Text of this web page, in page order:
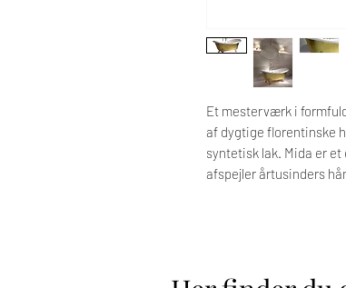
Et mesterværk i
af dygtige florentinske
syntetisk lak. Mida er
afspejler årtusinders